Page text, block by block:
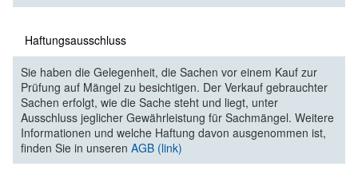
Haftungsausschluss
Sie haben die Gelegenheit, die Sachen vor einem Kauf zur
Prüfung auf Mängel zu besichtigen. Der Verkauf gebrauchter
Sachen erfolgt, wie die Sache steht und liegt, unter
Ausschluss jeglicher Gewährleistung für Sachmängel. Weitere
Informationen und welche Haftung davon ausgenommen ist,
finden Sie in unseren AGB (link)